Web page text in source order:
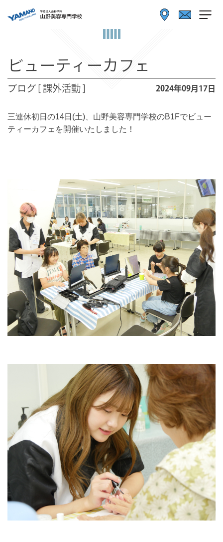
ビューティーカフェ
ブログ [ 課外活動 ] 2024年09月17日
三連休初日の14日(土)、山野美容専門学校のB1Fでビュー
ティーカフェを開催いたしました！